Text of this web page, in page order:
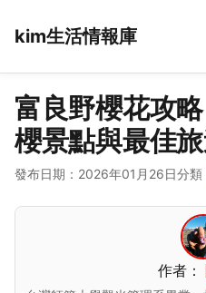
kim生活情報庫
富良野櫻花攻
櫻景點與最佳
發布日期：2026年01月26日分類
作者：